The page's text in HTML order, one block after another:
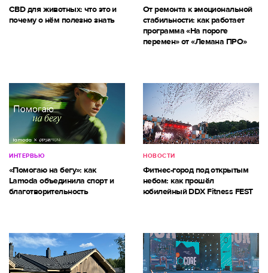
CBD для животных: что это и
почему о нём полезно знать
От ремонта к эмоциональной
стабильности: как работает
программа «На пороге
перемен» от «Лемана ПРО»
ИНТЕРВЬЮ
«Помогаю на бегу»: как
Lamoda объединила спорт и
благотворительность
НОВОСТИ
Фитнес-город под открытым
небом: как прошёл
юбилейный DDX Fitness FEST